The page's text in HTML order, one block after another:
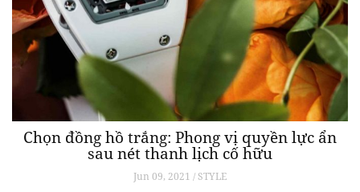
Chọn đồng hồ trắng: Phong vị quyền lực ẩn
sau nét thanh lịch cố hữu
Jun 09, 2021 / STYLE